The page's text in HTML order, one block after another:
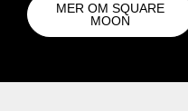
MER OM SQUARE
MOON